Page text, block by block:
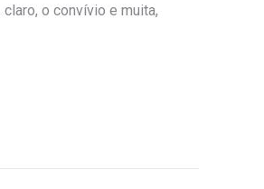
o convívio e muita,